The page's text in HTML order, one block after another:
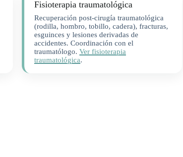
Fisioterapia traumatológica
Recuperación post-cirugía traumatológica
(rodilla, hombro, tobillo, cadera), fracturas,
esguinces y lesiones derivadas de
accidentes. Coordinación con el
traumatólogo. Ver fisioterapia
traumatológica.